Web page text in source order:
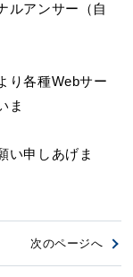
ルアンサー（自
り各種Webサー
ま
い申しあげま
次のページへ